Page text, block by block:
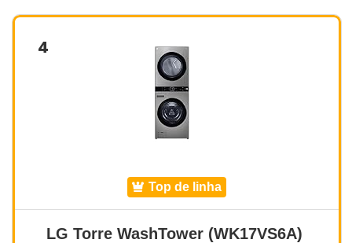
4
top de linha
LG Torre WashTower (WK17VS6A)